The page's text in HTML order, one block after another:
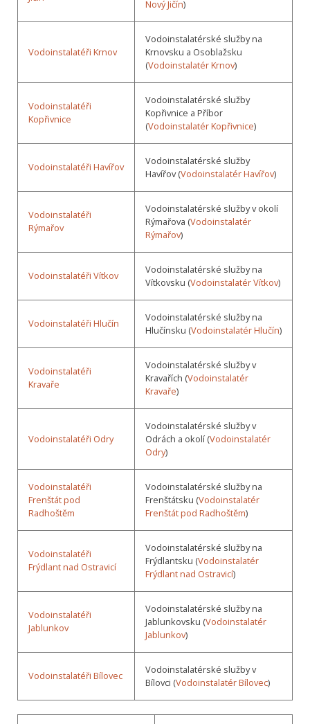
Nový Jičín)
Vodoinstalatéři Krnov
Vodoinstalatérské služby na
Krnovsku a Osoblažsku
(Vodoinstalatér Krnov)
Vodoinstalatéři
Kopřivnice
Vodoinstalatérské služby
Kopřivnice a Příbor
(Vodoinstalatér Kopřivnice)
Vodoinstalatéři Havířov
Vodoinstalatérské služby
Havířov (Vodoinstalatér Havířov)
Vodoinstalatéři
Rýmařov
Vodoinstalatérské služby v okolí
Rýmařova (Vodoinstalatér
Rýmařov)
Vodoinstalatéři Vítkov
Vodoinstalatérské služby na
Vítkovsku (Vodoinstalatér Vítkov)
Vodoinstalatéři Hlučín
Vodoinstalatérské služby na
Hlučínsku (Vodoinstalatér Hlučín)
Vodoinstalatéři
Kravaře
Vodoinstalatérské služby v
Kravařích (Vodoinstalatér
Kravaře)
Vodoinstalatéři Odry
Vodoinstalatérské služby v
Odrách a okolí (Vodoinstalatér
Odry)
Vodoinstalatéři
Frenštát pod
Radhoštěm
Vodoinstalatérské služby na
Frenštátsku (Vodoinstalatér
Frenštát pod Radhoštěm)
Vodoinstalatéři
Frýdlant nad Ostravicí
Vodoinstalatérské služby na
Frýdlantsku (Vodoinstalatér
Frýdlant nad Ostravicí)
Vodoinstalatéři
Jablunkov
Vodoinstalatérské služby na
Jablunkovsku (Vodoinstalatér
Jablunkov)
Vodoinstalatéři Bílovec
Vodoinstalatérské služby v
Bílovci (Vodoinstalatér Bílovec)